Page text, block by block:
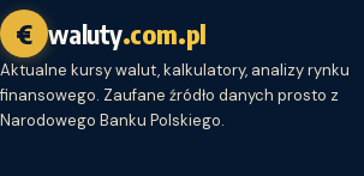
€ waluty.com.pl
Aktualne kursy walut, kalkulatory, analizy rynku
finansowego. Zaufane źródło danych prosto z
Narodowego Banku Polskiego.